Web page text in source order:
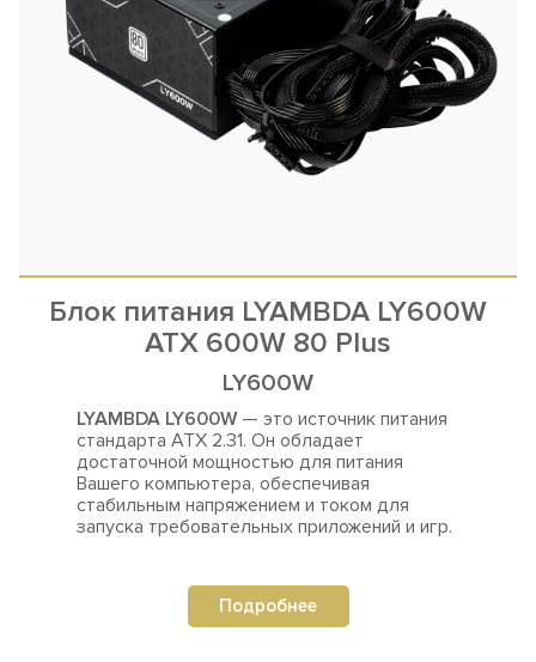
Блок питания LYAMBDA LY600W
ATX 600W 80 Plus
LY600W
LYAMBDA LY600W— это источник питания
стандарта ATX 2.31. Он обладает
достаточной мощностью для питания
Вашего компьютера, обеспечивая
стабильным напряжением и током для
запуска требовательных приложений и игр.
Подробнее